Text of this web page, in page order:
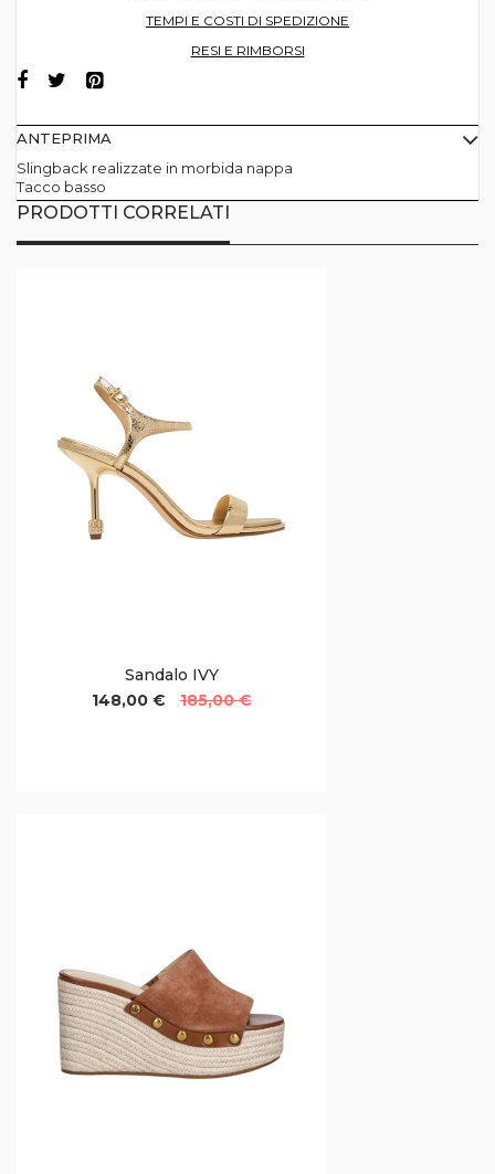
TEMPI E COSTI DI SPEDIZIONE
RESI E RIMBORSI
ANTEPRIMA
Slingback realizzate in morbida nappa
Tacco basso
PRODOTTI CORRELATI
Sandalo IVY
148,00 €
185,00 €